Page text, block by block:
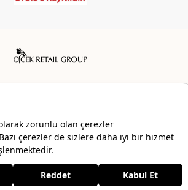
Mendo’s | Her hakkı saklıdır.